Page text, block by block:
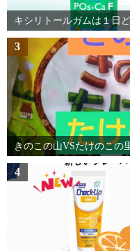
キシリトールガムは１日
3
きのこの山VSたけのこの
4